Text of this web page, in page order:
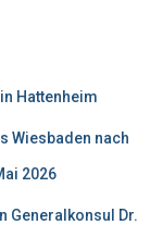
Hattenheim
Wiesbaden nach
2026
Generalkonsul Dr.